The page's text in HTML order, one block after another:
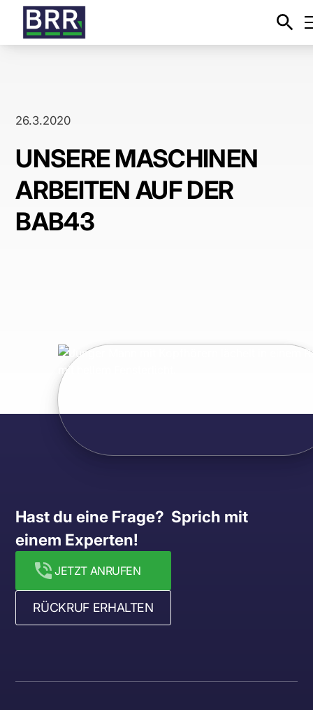
26.3.2020
UNSERE MASCHINEN
ARBEITEN AUF DER
BAB43
Hast du eine Frage?  Sprich mit
einem Experten!
JETZT ANRUFEN
RÜCKRUF ERHALTEN